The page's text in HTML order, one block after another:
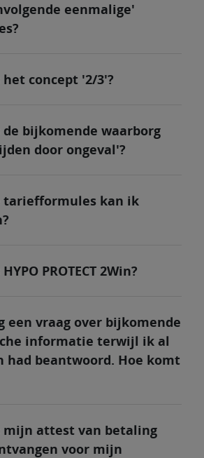
eenmalige'
het concept '2/3'?
de bijkomende waarborg
door ongeval'?
tariefformules kan ik
PROTECT 2Win?
een vraag over bijkomende
informatie terwijl ik al
had beantwoord. Hoe komt
mijn attest van betaling
voor mijn